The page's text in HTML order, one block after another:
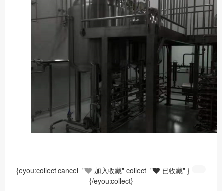
{eyou:collect cancel=" 加入收藏" collect="
已收藏" }
{/eyou:collect}